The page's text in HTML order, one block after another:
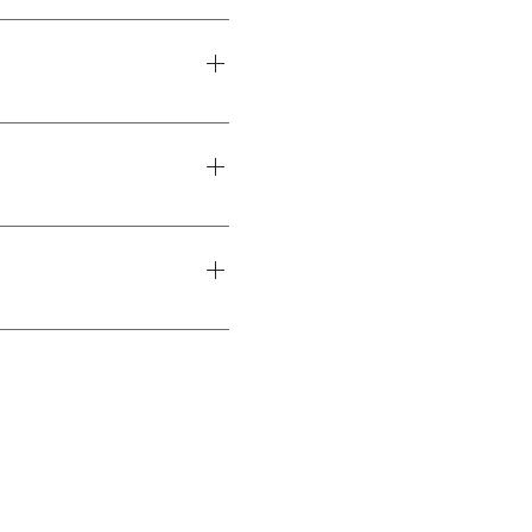
場合を除き、お客様の同
アフターフォローのた
供することはありませ
切な管理・監督を行いま
置を講じます。 監視カ
ありません。
以下の窓口までお願い